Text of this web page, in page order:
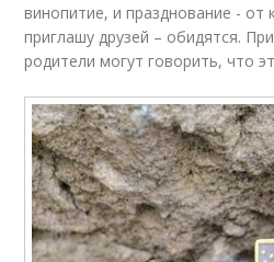
винопитие, и празднование - от
приглашу друзей – обидятся.
родители могут говорить, что